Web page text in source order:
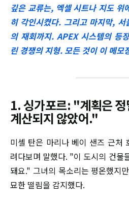
깊은 교류는, 엑셀 시트나 지도 위
히 각인시켰다. 그리고 마지막,
의 재회까지. APEX 시스템의 등
린 경쟁의 지형. 모든 것이 이 메모
1. 싱가포르: "계획은
계산되지 않았어."
미셸 탄은 마리나 베이 샌즈 근처
려다보며 말했다. "이 도시의 건물
돼요." 그녀의 목소리는 평온했지
묘한 떨림을 감지했다.